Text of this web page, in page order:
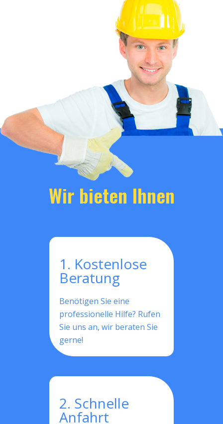
Wir bieten Ihnen
1. Kostenlose
Beratung
Benötigen Sie eine
professionelle Hilfe? Rufen
Sie uns an, wir beraten Sie
gerne!
2. Schnelle
Anfahrt